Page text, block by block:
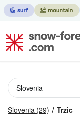
Slovenia (29) Trzic